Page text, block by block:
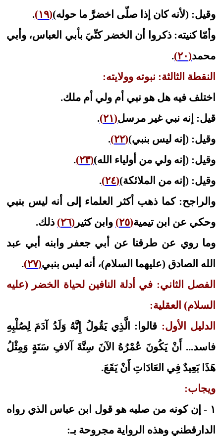
وقيل: (لأنه كان إذا صلّى اخضرَّ ما حوله)(١٩)
.
وأمّا كنيته: ذكروا أن الخضر كنِّيَ بأبي العباس، وأبي
محمد(٢٠)
.
النقطة الثالثة: نبوته وولايته:
اختلف فيه هل هو نبي أم ولي أم ملك.
قيل: إنه نبي غير مرسل(٢١)
.
وقيل: (إنه ليس بنبي)(٢٢)
.
وقيل: (إنه ولي من أولياء الله)(٢٣)
.
وقيل: (إنه من الملائكة)(٢٤)
.
والراجح: كما ذهب أكثر العلماء إلى أنه ليس بنبي
وحكي عن ابن تيمية(٢٥) وابن كثير (٢٦)
ذلك.
وما روي عن طرقنا عن أبي جعفر وابنه أبي عبد
الله الصادق (عليهما السلام)، أنه ليس بنبي(٢٧)
.
الفصل الثاني: في أدلة النافين لحياة الخضر (عليه
السلام) العقلية:
الدليل الأول: قالوا: الَّذِي يَقُولُ إِنَّهُ وَلَدُ آدَمَ لِصُلْبِهِ
فاسد... أَنْ يَكُونَ عُمْرُهُ الآنَ سِتَّةَ آلافِ سَنَةٍ وَمِثْلُ
هَذَا بَعِيدٌ فِي العَادَاتِ أَنْ يَقَعَ.
ويجاب:
١ - إن كونه من صلبه هو قول ابن عباس الذي رواه
الدارقطني وهذه الرواية مجروحة بـ: